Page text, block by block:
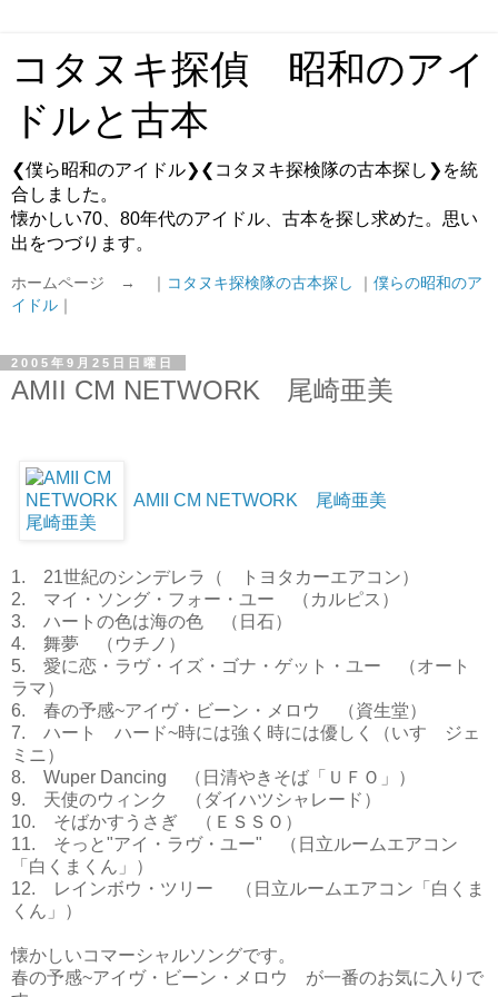
コタヌキ探偵 昭和のアイ
ドルと古本
❮僕ら昭和のアイドル❯❮コタヌキ探検隊の古本探し❯を統
合しました。
懐かしい70、80年代のアイドル、古本を探し求めた。思い
出をつづります。
ホームページ → ｜ コタヌキ探検隊の古本探し ｜ 僕らの昭和のア
イドル ｜
2005年9月25日日曜日
AMII CM NETWORK 尾崎亜美
AMII CM NETWORK 尾崎亜美
1. 21世紀のシンデレラ（ トヨタカーエアコン）
2. マイ・ソング・フォー・ユー （カルピス）
3. ハートの色は海の色 （日石）
4. 舞夢 （ウチノ）
5. 愛に恋・ラヴ・イズ・ゴナ・ゲット・ユー （オート
ラマ）
6. 春の予感~アイヴ・ビーン・メロウ （資生堂）
7. ハート ハード~時には強く時には優しく（いすゞジェ
ミニ）
8. Wuper Dancing （日清やきそば「ＵＦＯ」）
9. 天使のウィンク （ダイハツシャレード）
10. そばかすうさぎ （ＥＳＳＯ）
11. そっと"アイ・ラヴ・ユー" （日立ルームエアコン
「白くまくん」）
12. レインボウ・ツリー （日立ルームエアコン「白くま
くん」）
懐かしいコマーシャルソングです。
春の予感~アイヴ・ビーン・メロウ が一番のお気に入りで